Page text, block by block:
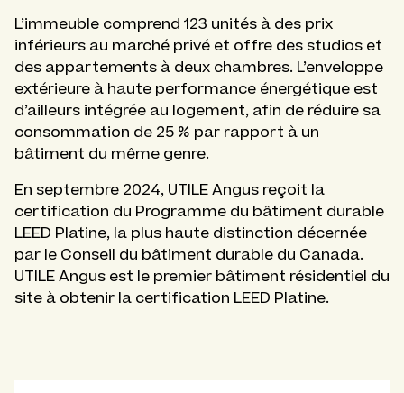
L’immeuble comprend 123 unités à des prix
inférieurs au marché privé et offre des studios et
des appartements à deux chambres. L’enveloppe
extérieure à haute performance énergétique est
d’ailleurs intégrée au logement, afin de réduire sa
consommation de 25 % par rapport à un
bâtiment du même genre.
En septembre 2024, UTILE Angus reçoit la
certification du Programme du bâtiment durable
LEED Platine, la plus haute distinction décernée
par le Conseil du bâtiment durable du Canada.
UTILE Angus est le premier bâtiment résidentiel du
site à obtenir la certification LEED Platine.